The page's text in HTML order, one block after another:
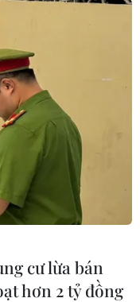
ảnh chung với Bộ
Bình/Vietnam+)
cư lừa bán
hơn 2 tỷ đồng